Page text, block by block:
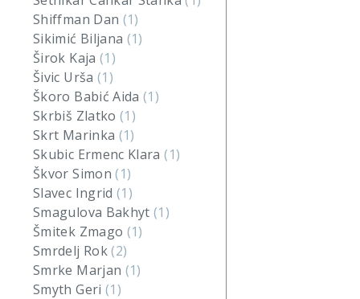
Shiffman Dan (1)
Sikimić Biljana (1)
Širok Kaja (1)
Šivic Urša (1)
Škoro Babić Aida(1)
Skrbiš Zlatko(1)
Skrt Marinka (1)
Skubic Ermenc Klara(1)
Škvor Simon(1)
Slavec Ingrid(1)
Smagulova Bakhyt(1)
Šmitek Zmago (1)
Smrdelj Rok(2)
Smrke Marjan (1)
Smyth Geri (1)